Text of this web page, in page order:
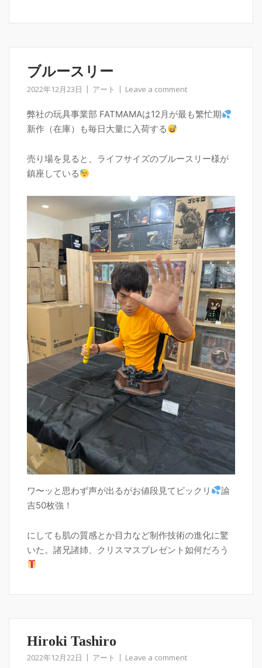
ブルースリー
2022年12月23日 アート Leave a comment
弊社の玩具事業部 FATMAMAは12月が最も繁忙期
新作（在庫）も毎日大量に入荷する
売り場を見ると、ライフサイズのブルースリー様が
鎮座している
ワ〜ッと思わず声が出るがお値段見てビックリ
諭
吉50枚強！
にしても肌の質感とか目力など制作技術の進化に驚
いた。諸兄諸姉、クリスマスプレゼント如何だろう
Hiroki Tashiro
2022年12月22日 アート Leave a comment